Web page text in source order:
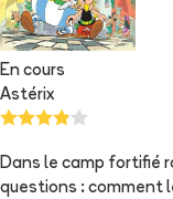
En cours
Astérix
Dans le camp fortifié
questions : comment